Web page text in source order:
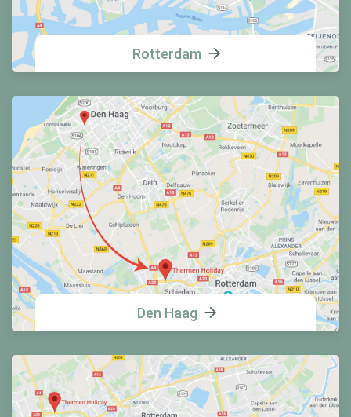
Rotterdam
Den Haag